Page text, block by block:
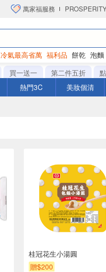
萬家福服務
冷氣最高省萬 福利品 餅乾 泡麵
買一送一 第二件五折
熱門3C 美妝個清
桂冠花生小湯圓
贈$200